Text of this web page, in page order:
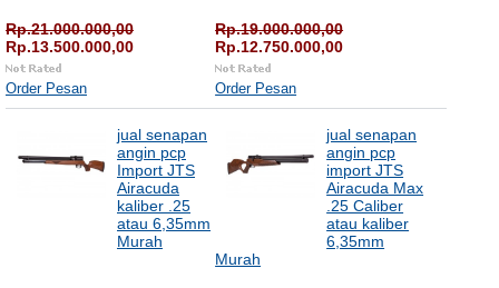
Rp.21.000.000,00
Rp.13.500.000,00
Order Pesan
Rp.19.000.000,00
Rp.12.750.000,00
Order Pesan
jual senapan
angin pcp
Import JTS
Airacuda
kaliber .25
atau 6,35mm
Murah
jual senapan
angin pcp
import JTS
Airacuda Max
.25 Caliber
atau kaliber
6,35mm
Murah